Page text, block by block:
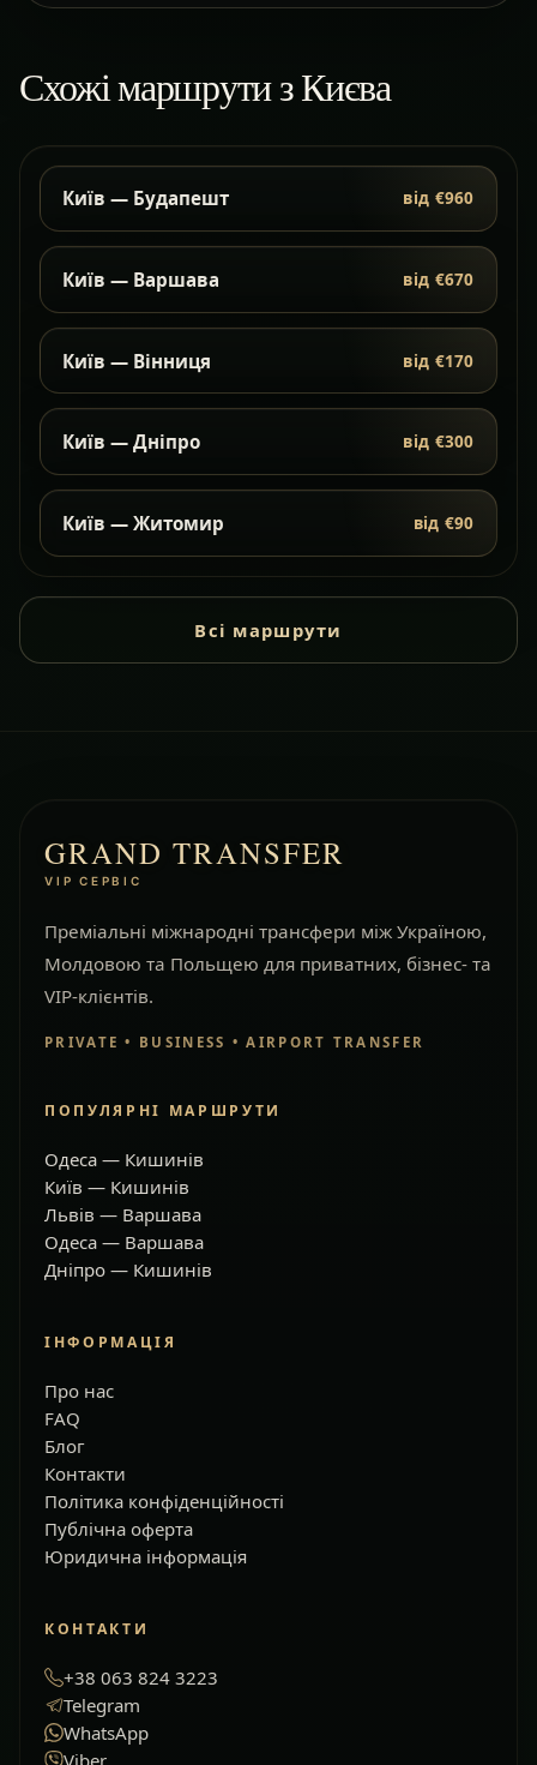
Схожі маршрути з Києва
Київ — Будапешт від €960
Київ — Варшава від €670
Київ — Вінниця від €170
Київ — Дніпро від €300
Київ — Житомир від €90
Всі маршрути
GRAND TRANSFER
VIP СЕРВІС
Преміальні міжнародні трансфери між Україною,
Молдовою та Польщею для приватних, бізнес- та
VIP-клієнтів.
PRIVATE • BUSINESS • AIRPORT TRANSFER
ПОПУЛЯРНІ МАРШРУТИ
Одеса — Кишинів
Київ — Кишинів
Львів — Варшава
Одеса — Варшава
Дніпро — Кишинів
ІНФОРМАЦІЯ
Про нас
FAQ
Блог
Контакти
Політика конфіденційності
Публічна оферта
Юридична інформація
КОНТАКТИ
+38 063 824 3223
Telegram
WhatsApp
Viber